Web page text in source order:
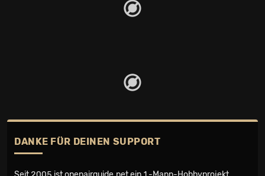
DANKE FÜR DEINEN SUPPORT